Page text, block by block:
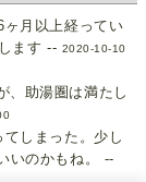
ヶ月以上経ってい
ます -- 2020-10-10
、助湯圏は満たし
しまった。少し
いのかもね。 --